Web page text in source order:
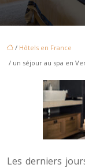
/ Hôtels en France
/ un séjour au spa en
Les derniers